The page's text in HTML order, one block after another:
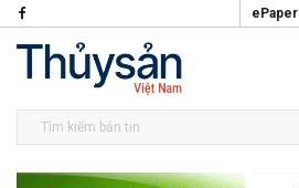
ePaper